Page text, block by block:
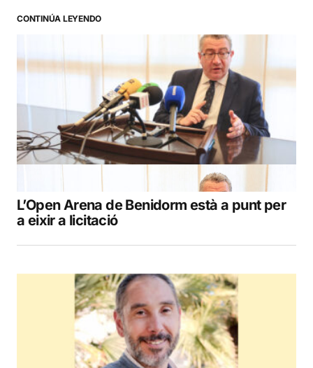
CONTINÚA LEYENDO
L’Open Arena de Benidorm està a punt per
a eixir a licitació